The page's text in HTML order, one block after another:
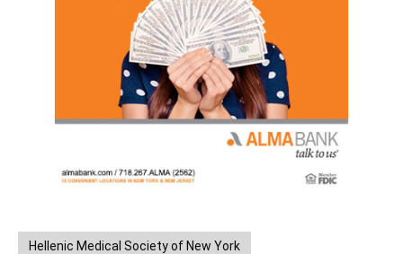
Hellenic Medical Society of New York